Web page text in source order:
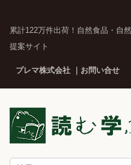
累計122万件出荷！自然食品・自
提案サイト
プレマ株式会社 お問い合せ